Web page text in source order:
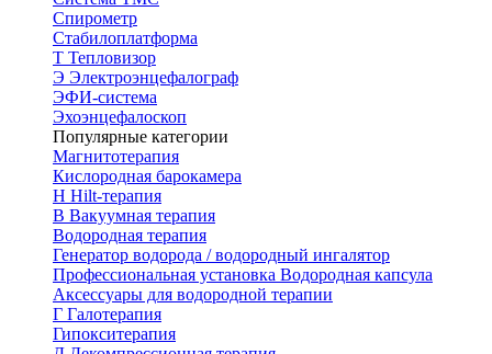
Спирометр
Стабилоплатформа
Т Тепловизор
Э Электроэнцефалограф
ЭФИ-система
Эхоэнцефалоскоп
Популярные категории
Магнитотерапия
Кислородная барокамера
H Hilt-терапия
В Вакуумная терапия
Водородная терапия
Генератор водорода / водородный ингалятор
Профессиональная установка Водородная капсула
Аксессуары для водородной терапии
Г Галотерапия
Гипокситерапия